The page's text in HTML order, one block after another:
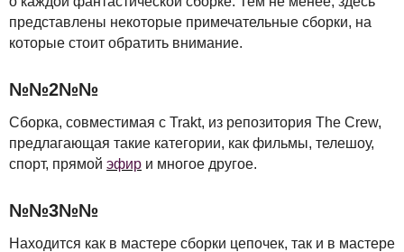
представлены некоторые примечательные сборки, на
которые стоит обратить внимание.
№№2№№
Сборка, совместимая с Trakt, из репозитория The Crew,
предлагающая такие категории, как фильмы, телешоу,
спорт, прямой эфир и многое другое.
№№3№№
Находится как в мастере сборки цепочек, так и в мастере